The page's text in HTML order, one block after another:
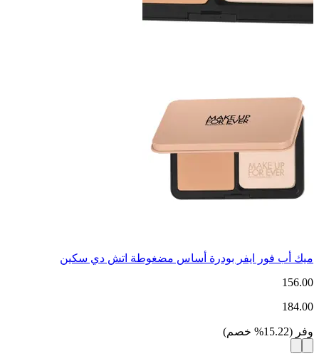
ميك أب فور ايفر بودرة أساس مضغوطة اتش دي سكين
156.00
184.00
وفر (
15.22
% خصم)